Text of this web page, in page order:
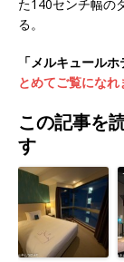
た140センチ幅の
る。
「メルキュール
とめてご覧になれ
この記事を
す